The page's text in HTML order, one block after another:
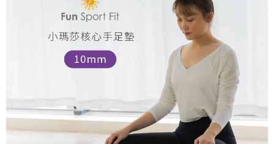
https://netprotections.freshdesk.com/support/home
１．透過由恩沛科技股份有限公司提供之「AFTEE先享後付」服務完成之交
易，需依本服務之必要範圍內提供個人資料，並將交易相關給付款項請求債
權轉讓予恩沛科技股份有限公司。
２．關於個人資料處理事宜，請瀏覽以下網址：
３．未成年的使用者請事先徵得法定代理人或監護人之同意方可使用
「AFTEE先享後付」，若未經同意申辦者引起之損失，本公司不負相關責
４．使用「AFTEE先享後付」時，將依據個別帳號之用戶狀況，依本公司即
時審查核予不同之上限額度；若仍有額度不足之情形，本公司將視審查結果